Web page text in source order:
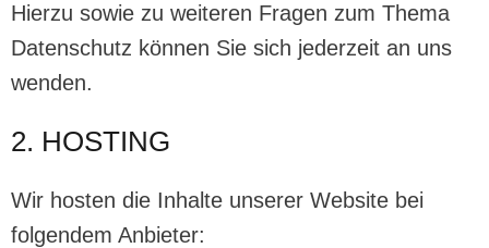
Hierzu sowie zu weiteren Fragen zum Thema
Datenschutz können Sie sich jederzeit an uns
wenden.
2. HOSTING
Wir hosten die Inhalte unserer Website bei
folgendem Anbieter: